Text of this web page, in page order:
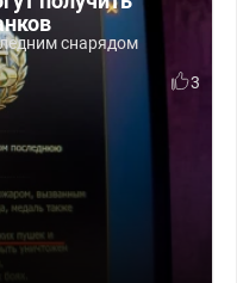
снарядом
3